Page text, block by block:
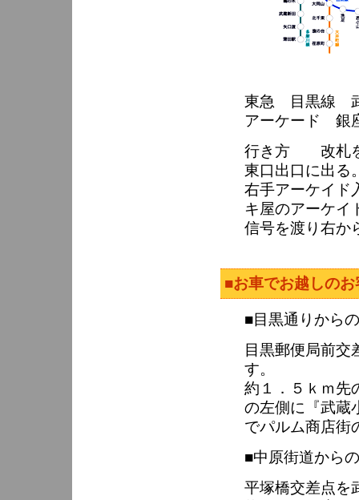
東急 目黒線
アーケード 銀
行き方 改札を
東口出口に出る
右手アーケイ
キ屋のアーケイ
信号を渡り右か
■お車でお越しのお
■目黒通りから
目黒郵便局前交
す。
約１．５ｋｍ先
の左側に『武蔵
でパルム商店街
■中原街道から
平塚橋交差点を